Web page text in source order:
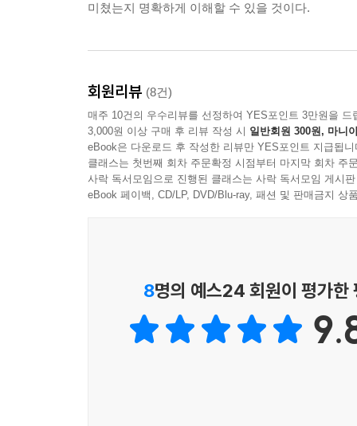
미쳤는지 명확하게 이해할 수 있을 것이다.
회원리뷰 (8건)
매주 10건의 우수리뷰를 선정하여 YES포인트 3만원을 드
3,000원 이상 구매 후 리뷰 작성 시 일반회원 300원, 마니
eBook은 다운로드 후 작성한 리뷰만 YES포인트 지급됩니
클래스는 첫번째 회차 주문확정 시점부터 마지막 회차 주
사락 독서모임으로 진행된 클래스는 사락 독서모임 게시
eBook 페이백, CD/LP, DVD/Blu-ray, 패션 및 판매금지 상
8명의 예스24 회원이 평가한